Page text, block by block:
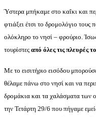
Ύστερα μπήκαμε στο καΐκι και
φτιάξει έτσι το δρομολόγιο τους
ολόκληρο το νησί – φρούριο.
τουρίστες από όλες τις πλευρές
Με το εισιτήριο εισόδου
θέλαμε πάνω στο νησί και να
δρομάκια και τα χαλάσματα των
την Τετάρτη 29/6 που πήγαμε